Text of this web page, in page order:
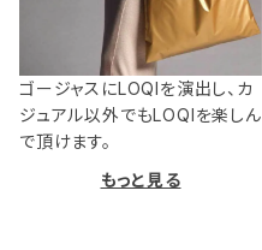
ゴージャスにLOQIを演出し、カ
ジュアル以外でもLOQIを楽しん
で頂けます。
もっと見る